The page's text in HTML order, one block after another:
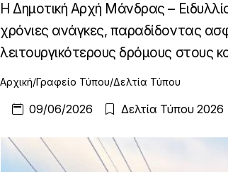
Η Δημοτική Αρχή Μάνδρας –
χρόνιες ανάγκες, παραδίδοντας
λειτουργικότερους δρόμους στους
Αρχική Γραφείο Τύπου Δελτία Τύπου
09/06/2026 Δελτία Τύπου 2026